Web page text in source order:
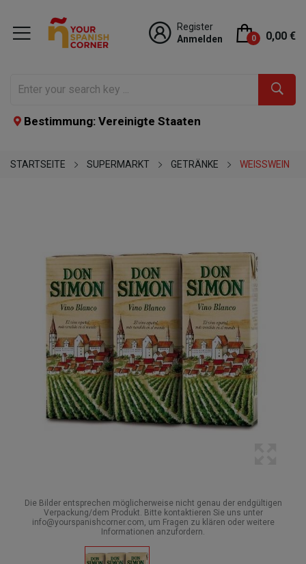
Register
Anmelden
0 0,00 €
Bestimmung: Vereinigte Staaten
STARTSEITE SUPERMARKT GETRÄNKE WEISSWEIN
Die Bilder entsprechen möglicherweise nicht genau der endgültigen
Verpackung/dem Produkt. Bitte kontaktieren Sie uns unter
info@yourspanishcorner.com, um Fragen zu klären oder weitere
Informationen anzufordern.